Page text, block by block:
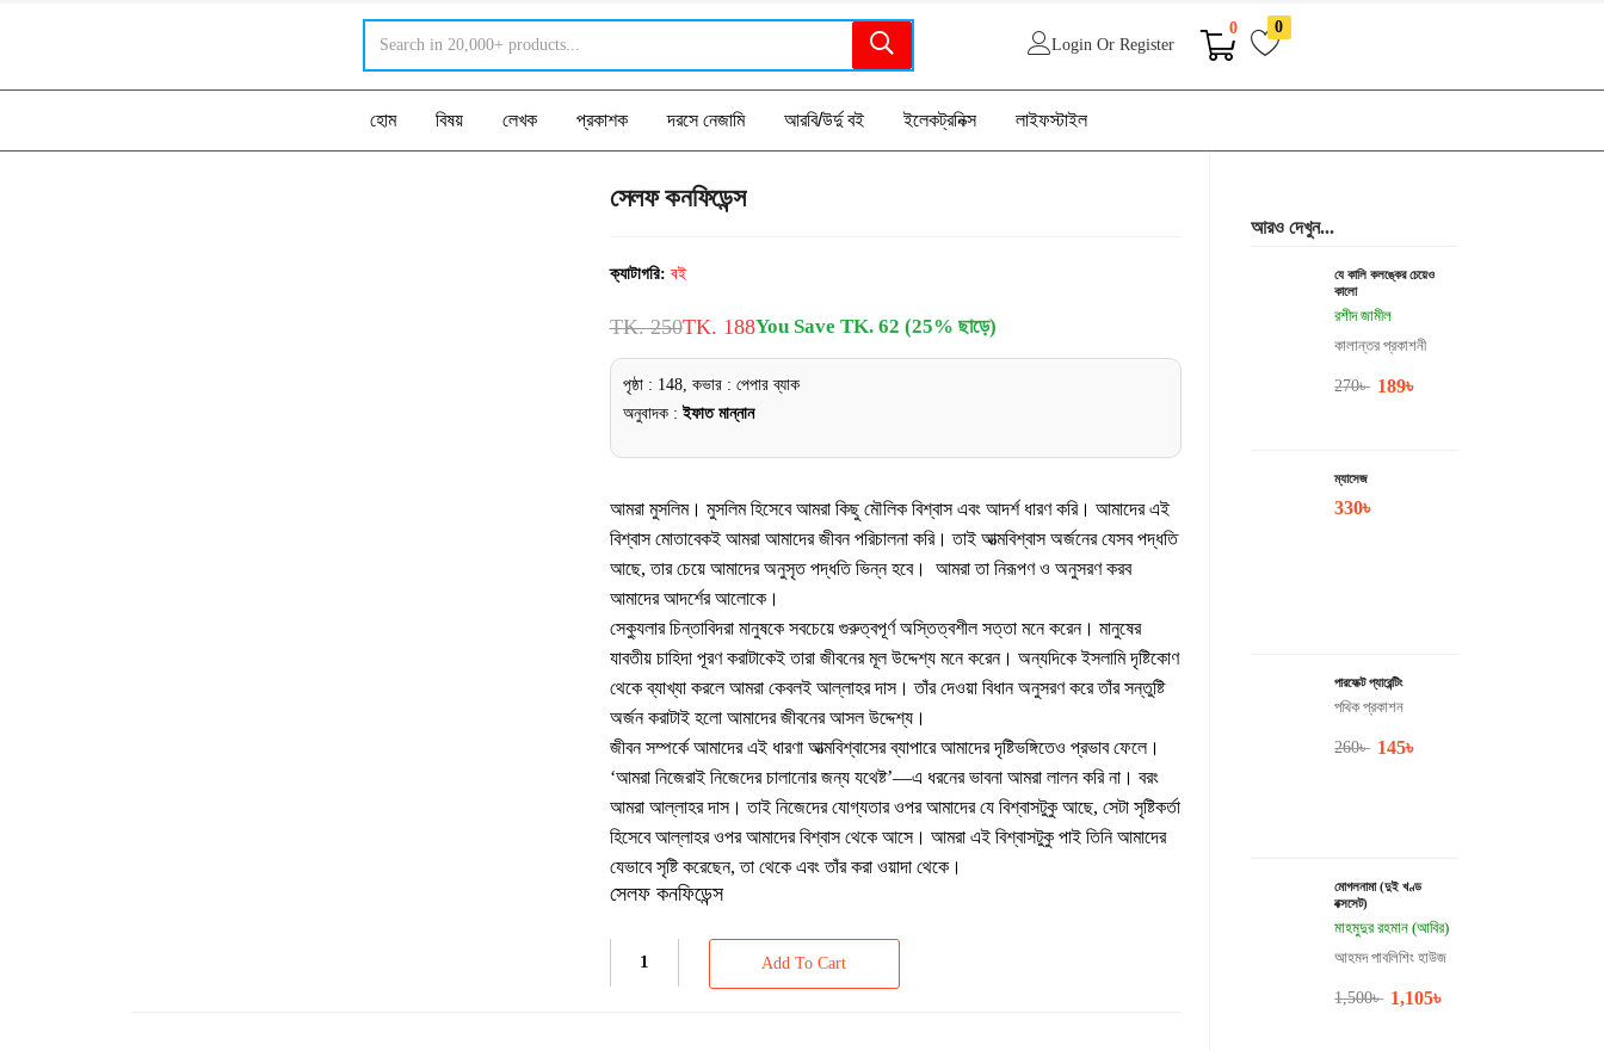
Login Or Register
0 0
হোম বিষয় লেখক প্রকাশক দরসে নেজামি আরবি/উর্দু বই ইলেকট্রনিক্স লাইফস্টাইল
আরও দেখুন...
যে কালি কলঙ্কের চেয়েও
কালো
রশীদ জামীল
কালান্তর প্রকাশনী
270৳ 189৳
ম্যাসেজ
330৳
পারফেক্ট প্যারেন্টিং
পথিক প্রকাশন
260৳ 145৳
মোগলনামা (দুই খণ্ড
বক্সসেট)
মাহমুদুর রহমান (আবির)
আহমদ পাবলিশিং হাউজ
1,500৳ 1,105৳
সেলফ কনফিডেন্স
ক্যাটাগরি: বই
TK. 250TK. 188You Save TK. 62 (25% ছাড়ে)
পৃষ্ঠা : 148, কভার : পেপার ব্যাক
অনুবাদক : ইফাত মান্নান
আমরা মুসলিম। মুসলিম হিসেবে আমরা কিছু মৌলিক বিশ্বাস এবং আদর্শ ধারণ করি। আমাদের এই
বিশ্বাস মোতাবেকই আমরা আমাদের জীবন পরিচালনা করি। তাই আত্মবিশ্বাস অর্জনের যেসব পদ্ধতি
আছে, তার চেয়ে আমাদের অনুসৃত পদ্ধতি ভিন্ন হবে। আমরা তা নিরূপণ ও অনুসরণ করব
আমাদের আদর্শের আলোকে।
সেক্যুলার চিন্তাবিদরা মানুষকে সবচেয়ে গুরুত্বপূর্ণ অস্তিত্বশীল সত্তা মনে করেন। মানুষের
যাবতীয় চাহিদা পূরণ করাটাকেই তারা জীবনের মূল উদ্দেশ্য মনে করেন। অন্যদিকে ইসলামি দৃষ্টিকোণ
থেকে ব্যাখ্যা করলে আমরা কেবলই আল্লাহর দাস। তাঁর দেওয়া বিধান অনুসরণ করে তাঁর সন্তুষ্টি
অর্জন করাটাই হলো আমাদের জীবনের আসল উদ্দেশ্য।
জীবন সম্পর্কে আমাদের এই ধারণা আত্মবিশ্বাসের ব্যাপারে আমাদের দৃষ্টিভঙ্গিতেও প্রভাব ফেলে।
‘আমরা নিজেরাই নিজেদের চালানোর জন্য যথেষ্ট’—এ ধরনের ভাবনা আমরা লালন করি না। বরং
আমরা আল্লাহর দাস। তাই নিজেদের যোগ্যতার ওপর আমাদের যে বিশ্বাসটুকু আছে, সেটা সৃষ্টিকর্তা
হিসেবে আল্লাহর ওপর আমাদের বিশ্বাস থেকে আসে। আমরা এই বিশ্বাসটুকু পাই তিনি আমাদের
যেভাবে সৃষ্টি করেছেন, তা থেকে এবং তাঁর করা ওয়াদা থেকে।
সেলফ কনফিডেন্স
Add To Cart